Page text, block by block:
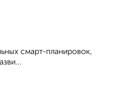
смарт-планировок,